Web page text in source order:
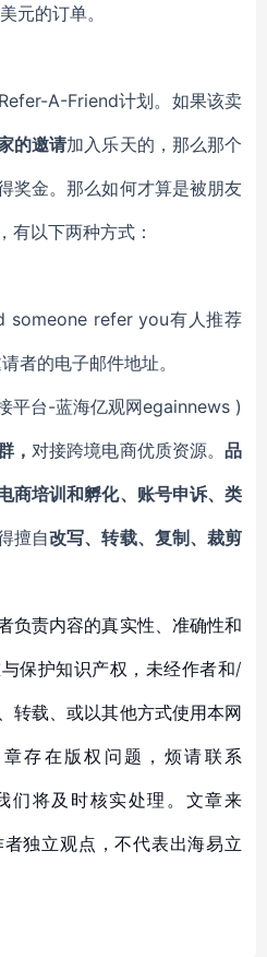
元的订单。
A-Friend计划。如果该卖
的邀请加入乐天的，那么那个
奖金。那么如何才算是被朋友
有以下两种方式：
someone refer you有人推荐
者的电子邮件地址。
平台-蓝海亿观网egainnews )
， 对接跨境电商优质资源。品
商培训和孵化、账号申诉、类
擅自改写、转载、复制、裁剪
负责内容的真实性、准确性和
保护知识产权，未经作者和/
转载、或以其他方式使用本网
存在版权问题，烦请联系
们将及时核实处理。文章来
独立观点，不代表出海易立